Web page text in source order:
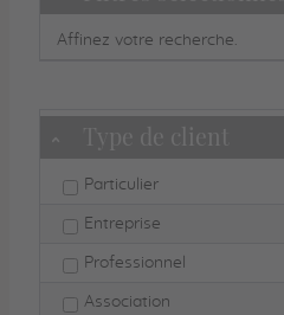
Affinez votre recherche.
Masquer
Type de client
Particulier
Entreprise
Professionnel
Association